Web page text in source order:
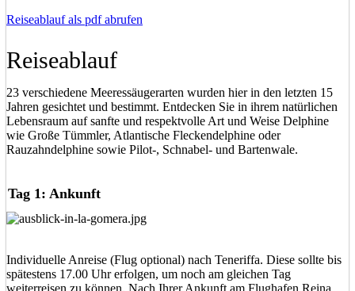
Reiseablauf als pdf abrufen
Reiseablauf
23 verschiedene Meeressäugerarten wurden hier in den letzten 15
Jahren gesichtet und bestimmt. Entdecken Sie in ihrem natürlichen
Lebensraum auf sanfte und respektvolle Art und Weise Delphine
wie Große Tümmler, Atlantische Fleckendelphine oder
Rauzahndelphine sowie Pilot-, Schnabel- und Bartenwale.
Tag 1: Ankunft
Individuelle Anreise (Flug optional) nach Teneriffa. Diese sollte bis
spätestens 17.00 Uhr erfolgen, um noch am gleichen Tag
weiterreisen zu können. Nach Ihrer Ankunft am Flughafen Reina